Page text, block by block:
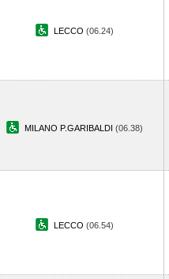
LECCO (06.24)
MILANO P.GARIBALDI (06.38)
LECCO (06.54)